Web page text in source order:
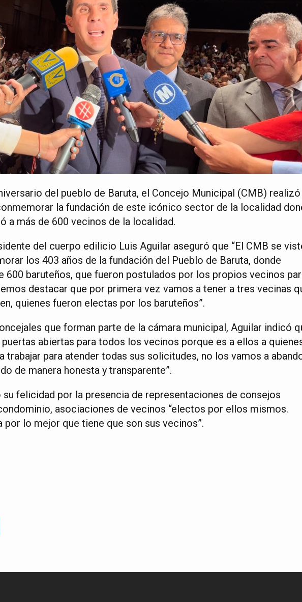
del pueblo de Baruta, el Concejo Municipal (CMB) realizó
la fundación de este icónico sector de la localidad
a más de 600 vecinos de la localidad.
del cuerpo edilicio Luis Aguilar aseguró que “El CMB se
los 403 años de la fundación del Pueblo de Baruta, donde
600 baruteños, que fueron postulados por los propios vecinos
destacar que por primera vez vamos a tener a tres vecinas
quienes fueron electas por los baruteños”.
que forman parte de la cámara municipal, Aguilar indicó
abiertas para todos los vecinos porque es a ellos a
trabajar para atender todas sus solicitudes, no los vamos a
de manera honesta y transparente”.
felicidad por la presencia de representaciones de consejos
asociaciones de vecinos “electos por ellos mismos.
por lo mejor que tiene que son sus vecinos”.